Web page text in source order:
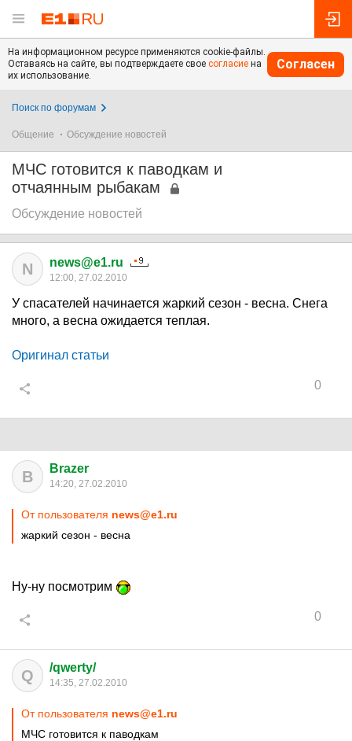
На информационном ресурсе применяются cookie-файлы.
Оставаясь на сайте, вы подтверждаете свое согласие на
их использование.
Согласен
Поиск по форумам
Общение Обсуждение новостей
МЧС готовится к паводкам и
отчаянным рыбакам
Обсуждение новостей
N news@e1.ru
12:00, 27.02.2010
У спасателей начинается жаркий сезон - весна. Снега
много, а весна ожидается теплая.
Оригинал статьи
0
B Brazer
14:20, 27.02.2010
От пользователя news@e1.ru
жаркий сезон - весна
Ну-ну посмотрим
0
Q /qwerty/
14:35, 27.02.2010
От пользователя news@e1.ru
МЧС готовится к паводкам